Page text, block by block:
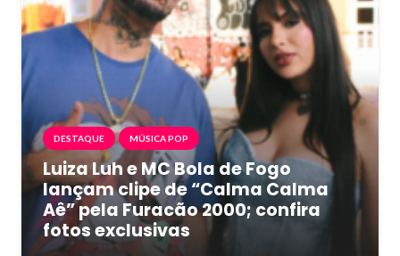
DESTAQUE MÚSICA POP
Luiza Luh e MC Bola de Fogo
lançam clipe de “Calma Calma
Aê” pela Furacão 2000; confira
fotos exclusivas